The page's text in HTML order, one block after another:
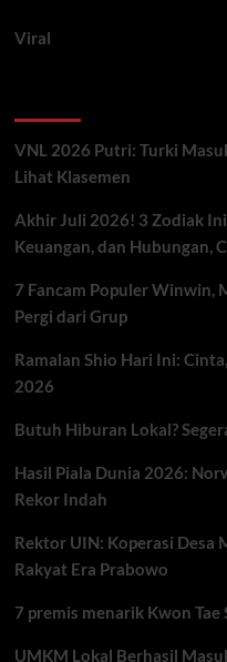
Viral
VNL 2026 Putri: Turki
Lihat Klasemen
Akhir Juli 2026! 3 Zodiak
Keuangan, dan Hubungan,
7 Fancam Populer Winwin,
Pergi dari Grup
Ramalan Shio Hari Ini:
2026
Butuh Hiburan Lokal?
Hasil Piala Dunia 2026:
Rekor Indah
Rektor UIN: Koperasi Desa
Rakyat Era Prabowo
7 premis menarik Kwon
UMKM Lokal Berhasil